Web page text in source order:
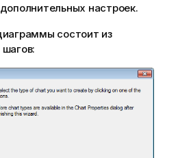
настроек.
состоит из